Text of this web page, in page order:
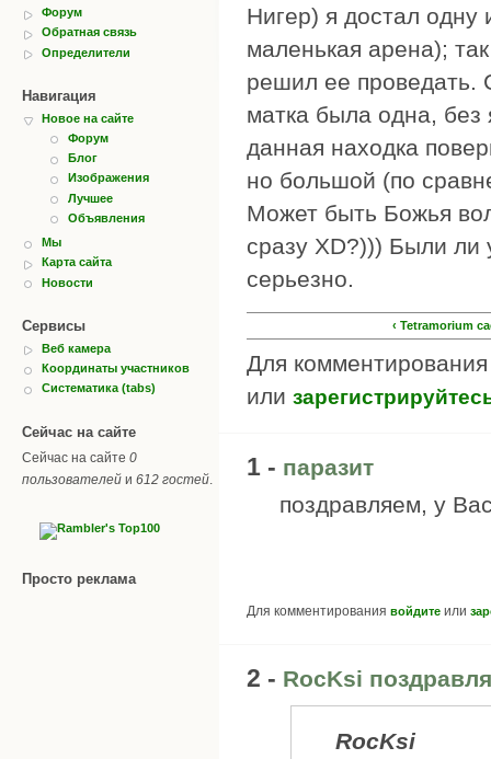
Форум
Обратная связь
Определители
Навигация
Новое на сайте
Форум
Блог
Изображения
Лучшее
Объявления
Мы
Карта сайта
Новости
Сервисы
Веб камера
Координаты участников
Систематика (tabs)
Сейчас на сайте
Сейчас на сайте 0
пользователей и 612 гостей
Просто реклама
Нигер) я достал одну
маленькая арена);
решил ее проведать.
матка была одна, без
данная находка
но большой (по
Может быть Божья
сразу XD?))) Были ли
серьезно.
‹ Tetramorium
Для
или
1 - паразит
поздравляем, у
Для комментирования войдите или
2 - RocKsi
RocKsi